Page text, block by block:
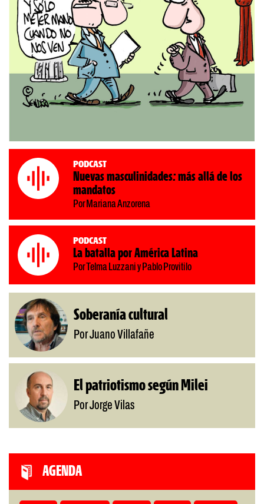
Podcast
Nuevas masculinidades: más allá de los
mandatos
Por Mariana Anzorena
Podcast
La batalla por América Latina
Por Telma Luzzani y Pablo Provitilo
Soberanía cultural
Por Juano Villafañe
El patriotismo según Milei
Por Jorge Vilas
AGENDA